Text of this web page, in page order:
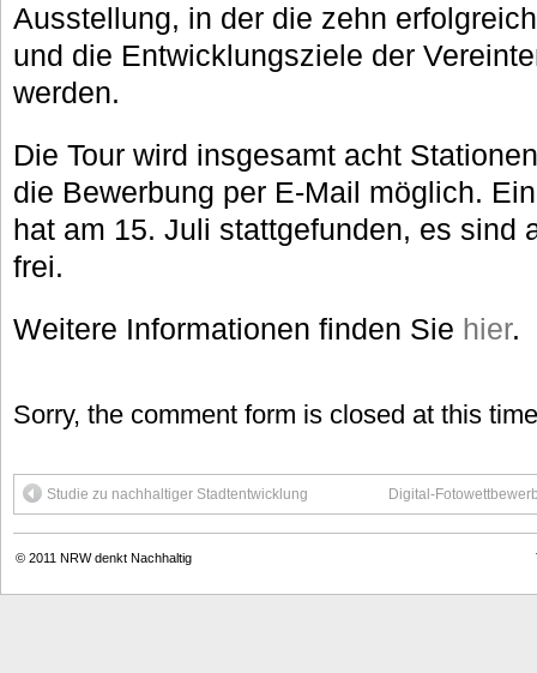
Ausstellung, in der die zehn
und die Entwicklungsziele der
werden.
Die Tour wird insgesamt acht
die Bewerbung per E-Mail möglich.
hat am 15. Juli stattgefunden, es sind
frei.
Weitere Informationen finden Sie hier.
Sorry, the comment form is closed at this
Studie zu nachhaltiger Stadtentwicklung Digital-
© 2011 NRW denkt Nachhaltig